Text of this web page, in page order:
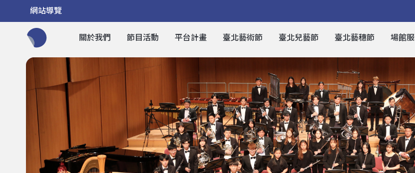
網站導覽
關於我們 節目活動 平台計畫 臺北藝術節 臺北兒藝節 臺北藝穗節 場館